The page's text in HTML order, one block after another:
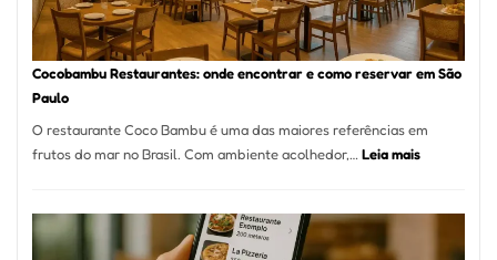
Um
Guia
Definitivo
Alta
Gastronomia
Cocobambu Restaurantes: onde encontrar e como reservar em São
Paulo
O restaurante Coco Bambu é uma das maiores referências em
frutos do mar no Brasil. Com ambiente acolhedor,… Leia mais:
encontrar